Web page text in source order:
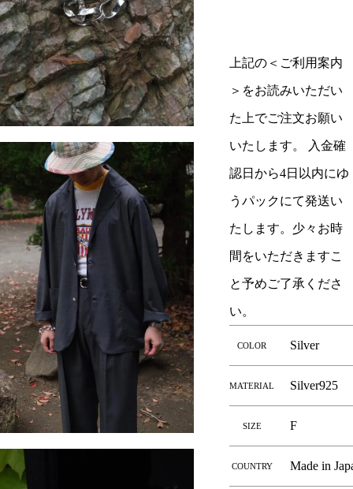
上記の＜ご利用案内
＞をお読みいただい
た上でご注文お願い
いたします。 入金確
認日から4日以内にゆ
うパックにて発送い
たします。少々お時
間をいただきますこ
と予めご了承くださ
い。
COLOR Silver
MATERIAL Silver925
SIZE F
COUNTRY Made in